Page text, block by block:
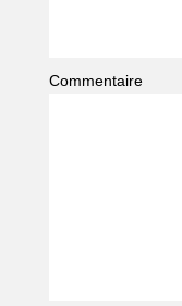
Commentaire